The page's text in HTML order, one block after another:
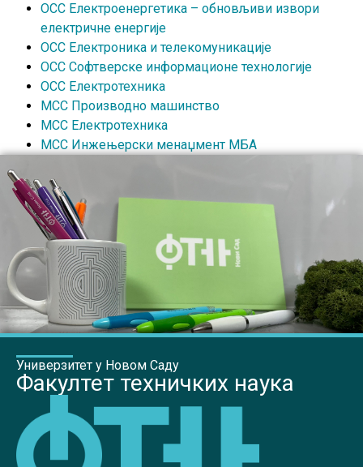
ОСС Електроенергетика – обновљиви извори
електричне енергије
ОСС Електроника и телекомуникације
ОСС Софтверске информационе технологије
ОСС Електротехника
МСС Производно машинство
МСС Електротехника
МСС Инжењерски менаџмент МБА
Универзитет у Новом Саду
Факултет техничких наука